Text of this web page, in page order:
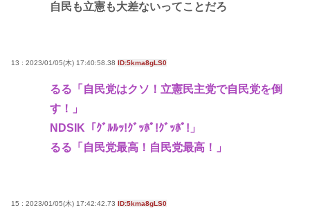
自民も立憲も大差ないってことだろ
13 : 2023/01/05(木) 17:40:58.38 ID:5kma8gLS0
るる「自民党はクソ！立憲民主党で自民党を倒
す！」
NDSIK「ｸﾞﾙﾙｯ!ｸﾞｯﾎﾟ!ｸﾞｯﾎﾟ!」
るる「自民党最高！自民党最高！」
15 : 2023/01/05(木) 17:42:42.73 ID:5kma8gLS0